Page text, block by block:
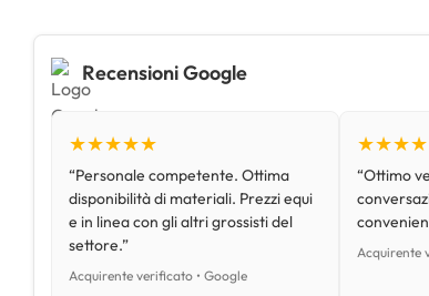
Recensioni Google
★★★★★
“Personale competente. Ottima
disponibilità di materiali. Prezzi equi
e in linea con gli altri grossisti del
settore.”
Acquirente verificato • Google
“Ottimo
Acquirente